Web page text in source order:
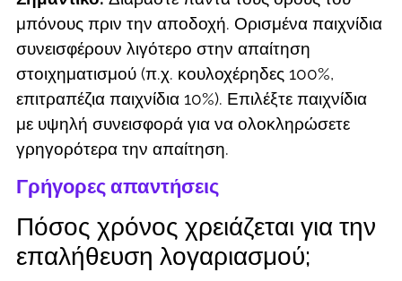
μπόνους πριν την αποδοχή. Ορισμένα παιχνίδια
συνεισφέρουν λιγότερο στην απαίτηση
στοιχηματισμού (π.χ. κουλοχέρηδες 100%,
επιτραπέζια παιχνίδια 10%). Επιλέξτε παιχνίδια
με υψηλή συνεισφορά για να ολοκληρώσετε
γρηγορότερα την απαίτηση.
Γρήγορες απαντήσεις
Πόσος χρόνος χρειάζεται για την
επαλήθευση λογαριασμού;